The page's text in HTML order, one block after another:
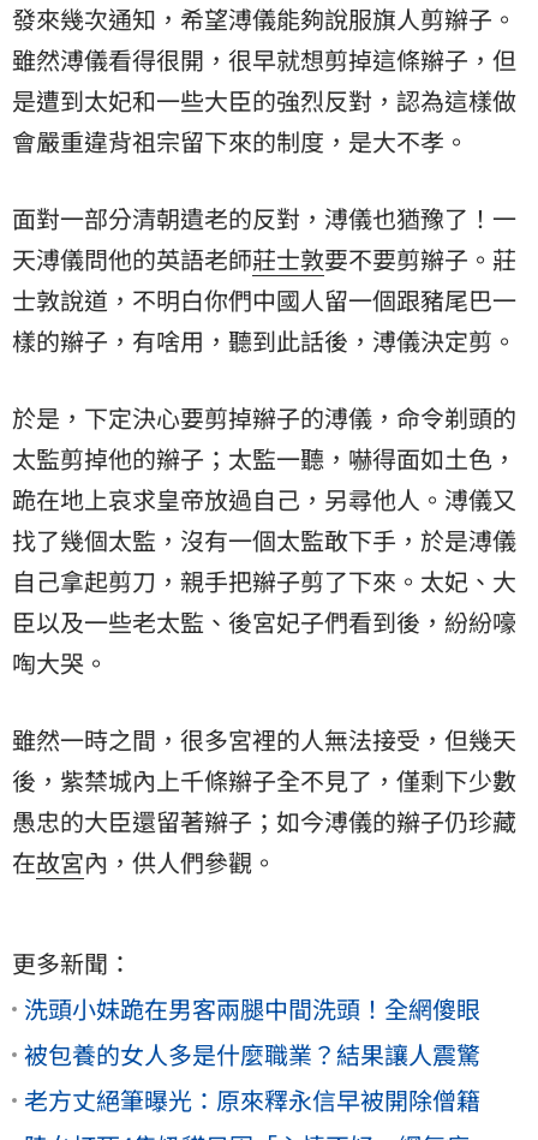
發來幾次通知，希望溥儀能夠說服旗人剪辮子。
雖然溥儀看得很開，很早就想剪掉這條辮子，但
是遭到太妃和一些大臣的強烈反對，認為這樣做
會嚴重違背祖宗留下來的制度，是大不孝。
面對一部分清朝遺老的反對，溥儀也猶豫了！一
天溥儀問他的英語老師莊士敦要不要剪辮子。莊
士敦說道，不明白你們中國人留一個跟豬尾巴一
樣的辮子，有啥用，聽到此話後，溥儀決定剪。
於是，下定決心要剪掉辮子的溥儀，命令剃頭的
太監剪掉他的辮子；太監一聽，嚇得面如土色，
跪在地上哀求皇帝放過自己，另尋他人。溥儀又
找了幾個太監，沒有一個太監敢下手，於是溥儀
自己拿起剪刀，親手把辮子剪了下來。太妃、大
臣以及一些老太監、後宮妃子們看到後，紛紛嚎
啕大哭。
雖然一時之間，很多宮裡的人無法接受，但幾天
後，紫禁城內上千條辮子全不見了，僅剩下少數
愚忠的大臣還留著辮子；如今溥儀的辮子仍珍藏
在故宮內，供人們參觀。
更多新聞：
洗頭小妹跪在男客兩腿中間洗頭！全網傻眼
被包養的女人多是什麼職業？結果讓人震驚
老方丈絕筆曝光：原來釋永信早被開除僧籍